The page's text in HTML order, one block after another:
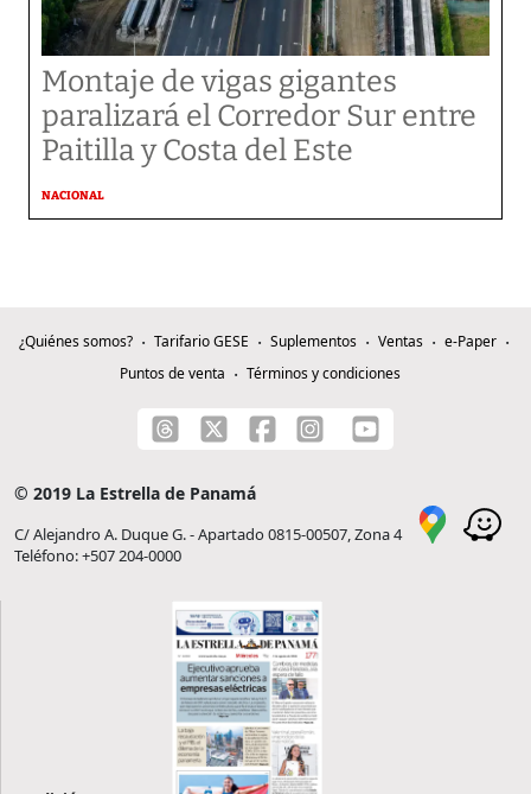
Montaje de vigas gigantes
paralizará el Corredor Sur entre
Paitilla y Costa del Este
NACIONAL
¿Quiénes somos? Tarifario GESE Suplementos Ventas
e-Paper
Puntos de venta
Términos y condiciones
© 2019 La Estrella de Panamá
C/ Alejandro A. Duque G. - Apartado 0815-00507, Zona 4
Teléfono: +507 204-0000